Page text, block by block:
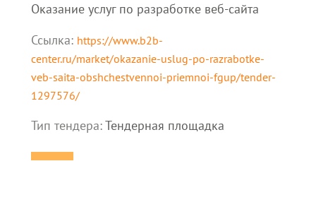
Оказание услуг по разработке веб-сайта
Ссылка: https://www.b2b-
center.ru/market/okazanie-uslug-po-razrabotke-
veb-saita-obshchestvennoi-priemnoi-fgup/tender-
1297576/
Тип тендера:Тендерная площадка